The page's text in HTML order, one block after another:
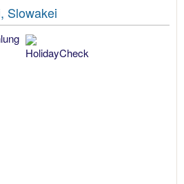
Slowakei